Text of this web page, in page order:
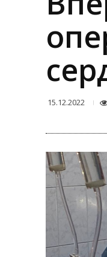
15.12.2022